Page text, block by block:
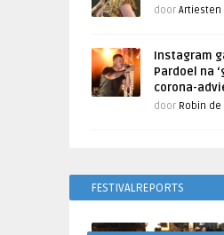
door Artiesten
Instagram
Pardoel na
corona-
door Robin de
FESTIVALREPORTS